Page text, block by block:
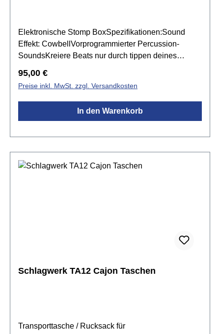
Elektronische Stomp BoxSpezifikationen:Sound
Effekt: CowbellVorprogrammierter Percussion-
SoundsKreiere Beats nur durch tippen deines
MultiinstrumentalistenAnschluss: Hochwertige 6,3
mm KlinkenbuchseStromversorgung: 9V-Block (nicht
im Lieferumfang enthalten)
Regulärer Preis:
95,00 €
Preise inkl. MwSt. zzgl. Versandkosten
In den Warenkorb
Schlagwerk TA12 Cajon Taschen
Transporttasche / Rucksack für